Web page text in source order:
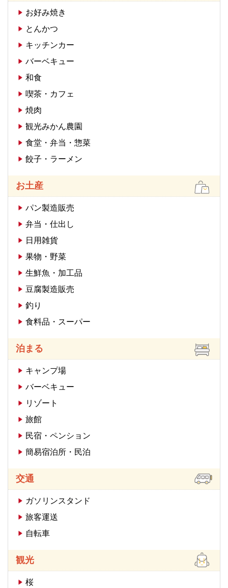
お好み焼き
とんかつ
キッチンカー
バーベキュー
和食
喫茶・カフェ
焼肉
観光みかん農園
食堂・弁当・惣菜
餃子・ラーメン
お土産
パン製造販売
弁当・仕出し
日用雑貨
果物・野菜
生鮮魚・加工品
豆腐製造販売
釣り
食料品・スーパー
泊まる
キャンプ場
バーベキュー
リゾート
旅館
民宿・ペンション
簡易宿泊所・民泊
交通
ガソリンスタンド
旅客運送
自転車
観光
桜